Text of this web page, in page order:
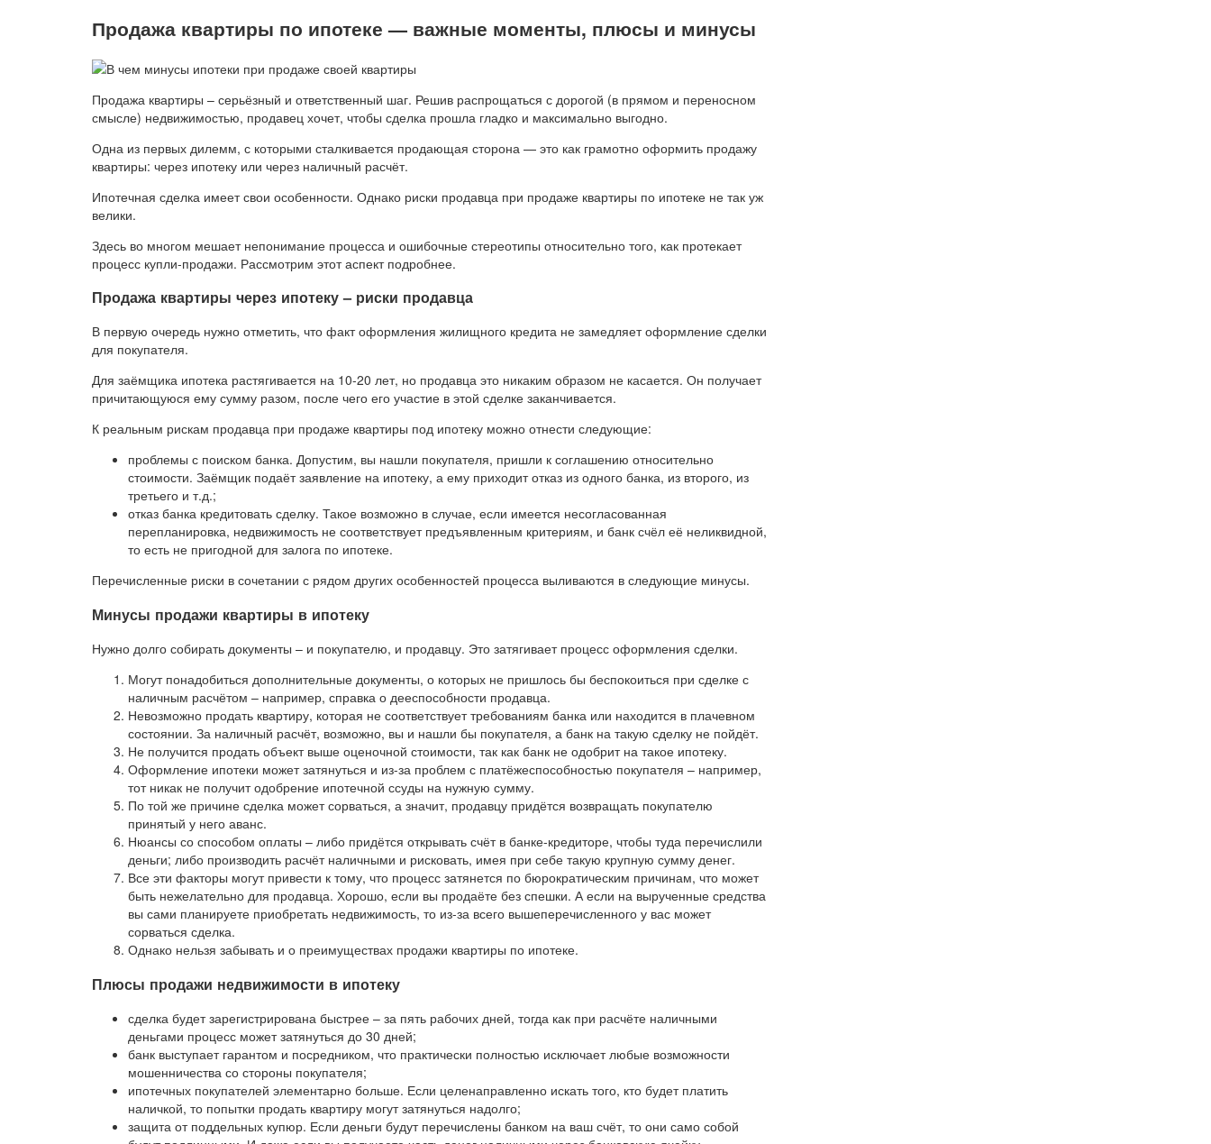
Продажа квартиры по ипотеке — важные моменты, плюсы и минусы
Продажа квартиры – серьёзный и ответственный шаг. Решив распрощаться с дорогой (в прямом и переносном
смысле) недвижимостью, продавец хочет, чтобы сделка прошла гладко и максимально выгодно.
Одна из первых дилемм, с которыми сталкивается продающая сторона — это как грамотно оформить продажу
квартиры: через ипотеку или через наличный расчёт.
Ипотечная сделка имеет свои особенности. Однако риски продавца при продаже квартиры по ипотеке не так уж
велики.
Здесь во многом мешает непонимание процесса и ошибочные стереотипы относительно того, как протекает
процесс купли-продажи. Рассмотрим этот аспект подробнее.
Продажа квартиры через ипотеку – риски продавца
В первую очередь нужно отметить, что факт оформления жилищного кредита не замедляет оформление сделки
для покупателя.
Для заёмщика ипотека растягивается на 10-20 лет, но продавца это никаким образом не касается. Он получает
причитающуюся ему сумму разом, после чего его участие в этой сделке заканчивается.
К реальным рискам продавца при продаже квартиры под ипотеку можно отнести следующие:
проблемы с поиском банка. Допустим, вы нашли покупателя, пришли к соглашению относительно
стоимости. Заёмщик подаёт заявление на ипотеку, а ему приходит отказ из одного банка, из второго, из
третьего и т.д.;
отказ банка кредитовать сделку. Такое возможно в случае, если имеется несогласованная
перепланировка, недвижимость не соответствует предъявленным критериям, и банк счёл её неликвидной,
то есть не пригодной для залога по ипотеке.
Перечисленные риски в сочетании с рядом других особенностей процесса выливаются в следующие минусы.
Минусы продажи квартиры в ипотеку
Нужно долго собирать документы – и покупателю, и продавцу. Это затягивает процесс оформления сделки.
Могут понадобиться дополнительные документы, о которых не пришлось бы беспокоиться при сделке с
наличным расчётом – например, справка о дееспособности продавца.
Невозможно продать квартиру, которая не соответствует требованиям банка или находится в плачевном
состоянии. За наличный расчёт, возможно, вы и нашли бы покупателя, а банк на такую сделку не пойдёт.
Не получится продать объект выше оценочной стоимости, так как банк не одобрит на такое ипотеку.
Оформление ипотеки может затянуться и из-за проблем с платёжеспособностью покупателя – например,
тот никак не получит одобрение ипотечной ссуды на нужную сумму.
По той же причине сделка может сорваться, а значит, продавцу придётся возвращать покупателю
принятый у него аванс.
Нюансы со способом оплаты – либо придётся открывать счёт в банке-кредиторе, чтобы туда перечислили
деньги; либо производить расчёт наличными и рисковать, имея при себе такую крупную сумму денег.
Все эти факторы могут привести к тому, что процесс затянется по бюрократическим причинам, что может
быть нежелательно для продавца. Хорошо, если вы продаёте без спешки. А если на вырученные средства
вы сами планируете приобретать недвижимость, то из-за всего вышеперечисленного у вас может
сорваться сделка.
Однако нельзя забывать и о преимуществах продажи квартиры по ипотеке.
Плюсы продажи недвижимости в ипотеку
сделка будет зарегистрирована быстрее – за пять рабочих дней, тогда как при расчёте наличными
деньгами процесс может затянуться до 30 дней;
банк выступает гарантом и посредником, что практически полностью исключает любые возможности
мошенничества со стороны покупателя;
ипотечных покупателей элементарно больше. Если целенаправленно искать того, кто будет платить
наличкой, то попытки продать квартиру могут затянуться надолго;
защита от поддельных купюр. Если деньги будут перечислены банком на ваш счёт, то они само собой